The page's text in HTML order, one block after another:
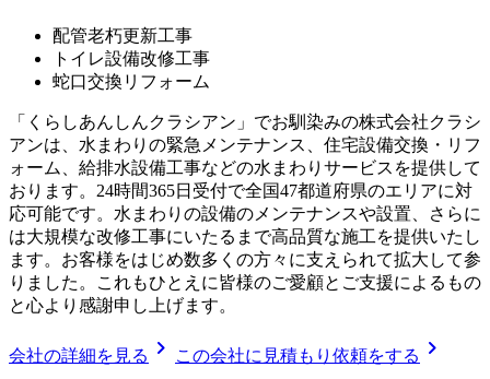
配管老朽更新工事
トイレ設備改修工事
蛇口交換リフォーム
「くらしあんしんクラシアン」でお馴染みの株式会社クラシ
アンは、水まわりの緊急メンテナンス、住宅設備交換・リフ
ォーム、給排水設備工事などの水まわりサービスを提供して
おります。24時間365日受付で全国47都道府県のエリアに対
応可能です。水まわりの設備のメンテナンスや設置、さらに
は大規模な改修工事にいたるまで高品質な施工を提供いたし
ます。お客様をはじめ数多くの方々に支えられて拡大して参
りました。これもひとえに皆様のご愛顧とご支援によるもの
と心より感謝申し上げます。
会社の詳細を見る chevron_right この会社に見積もり依頼をする chevron_right